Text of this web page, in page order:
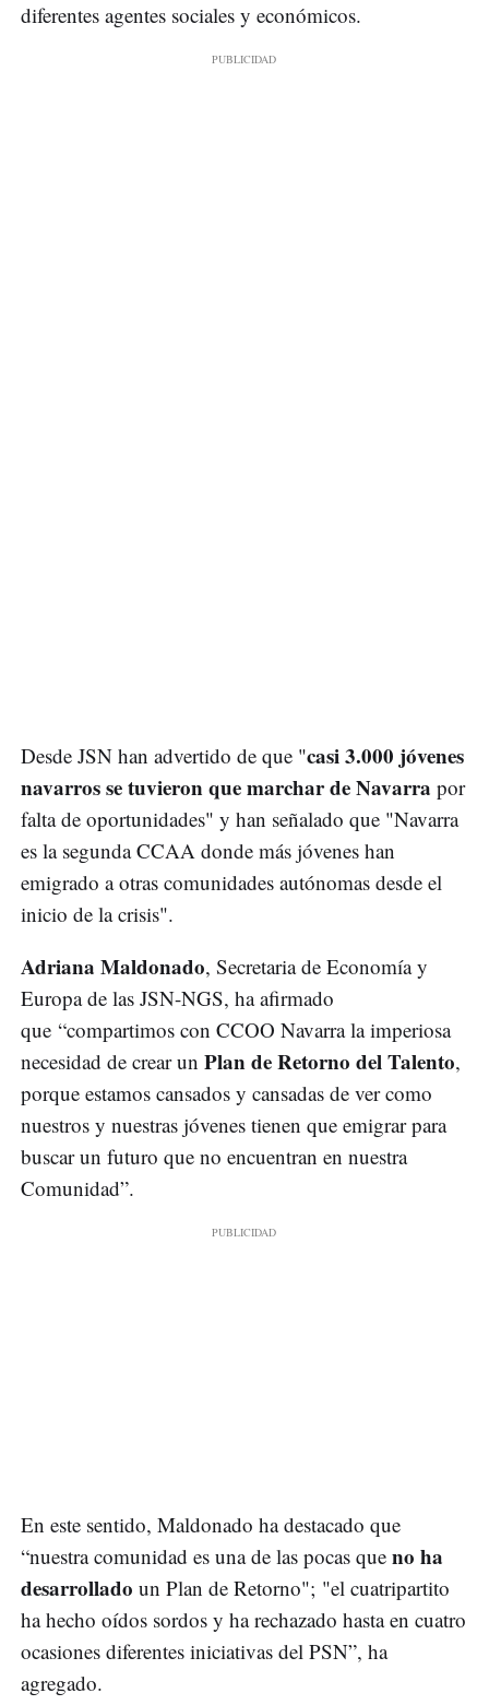
diferentes agentes sociales y económicos.
Desde JSN han advertido de que "casi 3.000 jóvenes
navarros se tuvieron que marchar de Navarra por
falta de oportunidades" y han señalado que "Navarra
es la segunda CCAA donde más jóvenes han
emigrado a otras comunidades autónomas desde el
inicio de la crisis".
Adriana Maldonado, Secretaria de Economía y
Europa de las JSN-NGS, ha afirmado
que “compartimos con CCOO Navarra la imperiosa
necesidad de crear un Plan de Retorno del Talento,
porque estamos cansados y cansadas de ver como
nuestros y nuestras jóvenes tienen que emigrar para
buscar un futuro que no encuentran en nuestra
Comunidad”.
En este sentido, Maldonado ha destacado que
“nuestra comunidad es una de las pocas que no ha
desarrollado un Plan de Retorno"; "el cuatripartito
ha hecho oídos sordos y ha rechazado hasta en cuatro
ocasiones diferentes iniciativas del PSN”, ha
agregado.